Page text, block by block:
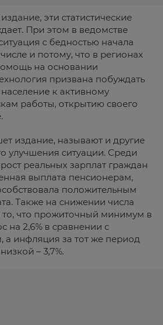
эти статистические
При этом в ведомстве
с бедностью начала
и потому, что в регионах
на основании
призвана побуждать
к активному
работы, открытию своего
издание, называют и другие
улучшения ситуации. Среди
реальных зарплат граждан
выплата пенсионерам,
положительным
Также на снижении числа
то, что прожиточный минимум в
на 2,6% в сравнении с
инфляция за тот же период
– 3,7%.